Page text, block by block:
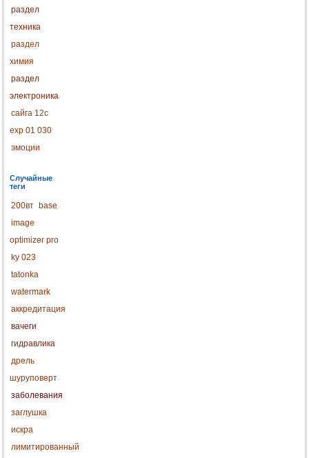
раздел
техника
раздел
химия
раздел
электроника
сайга 12с
exp 01 030
эмоции
Случайные
теги
200вт base
image
optimizer pro
ky 023
tatonka
watermark
аккредитация
вачеги
гидравлика
дрель
шуруповерт
заболевания
заглушка
искра
лимитированный